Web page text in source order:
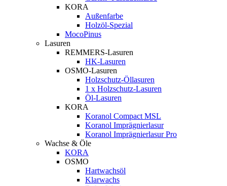
KORA
Außenfarbe
Holzöl-Spezial
MocoPinus
Lasuren
REMMERS-Lasuren
HK-Lasuren
OSMO-Lasuren
Holzschutz-Öllasuren
1 x Holzschutz-Lasuren
Öl-Lasuren
KORA
Koranol Compact MSL
Koranol Imprägnierlasur
Koranol Imprägnierlasur Pro
Wachse & Öle
KORA
OSMO
Hartwachsöl
Klarwachs